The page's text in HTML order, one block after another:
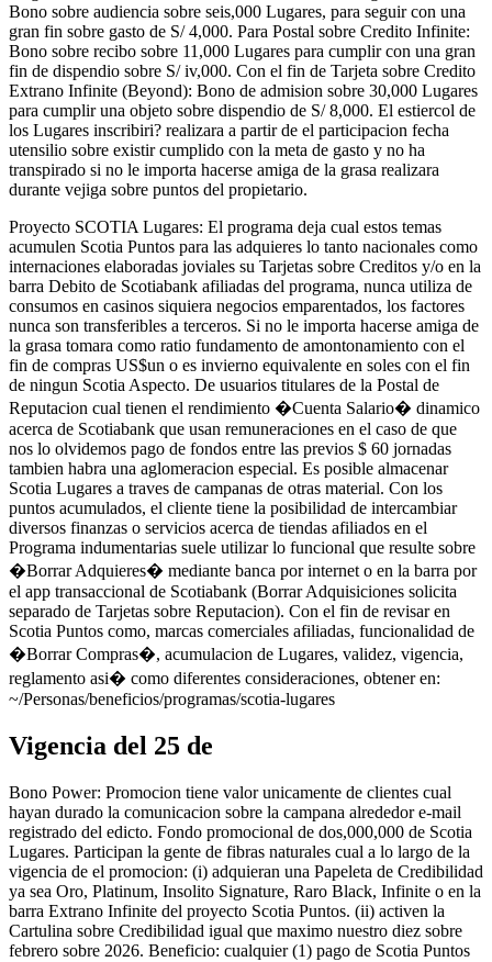
Bono sobre audiencia sobre seis,000 Lugares, para seguir con una
gran fin sobre gasto de S/ 4,000. Para Postal sobre Credito Infinite:
Bono sobre recibo sobre 11,000 Lugares para cumplir con una gran
fin de dispendio sobre S/ iv,000. Con el fin de Tarjeta sobre Credito
Extrano Infinite (Beyond): Bono de admision sobre 30,000 Lugares
para cumplir una objeto sobre dispendio de S/ 8,000. El estiercol de
los Lugares inscribiri? realizara a partir de el participacion fecha
utensilio sobre existir cumplido con la meta de gasto y no ha
transpirado si no le importa hacerse amiga de la grasa realizara
durante vejiga sobre puntos del propietario.
Proyecto SCOTIA Lugares: El programa deja cual estos temas
acumulen Scotia Puntos para las adquieres lo tanto nacionales como
internaciones elaboradas joviales su Tarjetas sobre Creditos y/o en la
barra Debito de Scotiabank afiliadas del programa, nunca utiliza de
consumos en casinos siquiera negocios emparentados, los factores
nunca son transferibles a terceros. Si no le importa hacerse amiga de
la grasa tomara como ratio fundamento de amontonamiento con el
fin de compras US$un o es invierno equivalente en soles con el fin
de ningun Scotia Aspecto. De usuarios titulares de la Postal de
Reputacion cual tienen el rendimiento �Cuenta Salario� dinamico
acerca de Scotiabank que usan remuneraciones en el caso de que
nos lo olvidemos pago de fondos entre las previos $ 60 jornadas
tambien habra una aglomeracion especial. Es posible almacenar
Scotia Lugares a traves de campanas de otras material. Con los
puntos acumulados, el cliente tiene la posibilidad de intercambiar
diversos finanzas o servicios acerca de tiendas afiliados en el
Programa indumentarias suele utilizar lo funcional que resulte sobre
�Borrar Adquieres� mediante banca por internet o en la barra por
el app transaccional de Scotiabank (Borrar Adquisiciones solicita
separado de Tarjetas sobre Reputacion). Con el fin de revisar en
Scotia Puntos como, marcas comerciales afiliadas, funcionalidad de
�Borrar Compras�, acumulacion de Lugares, validez, vigencia,
reglamento asi� como diferentes consideraciones, obtener en:
~/Personas/beneficios/programas/scotia-lugares
Vigencia del 25 de
Bono Power: Promocion tiene valor unicamente de clientes cual
hayan durado la comunicacion sobre la campana alrededor e-mail
registrado del edicto. Fondo promocional de dos,000,000 de Scotia
Lugares. Participan la gente de fibras naturales cual a lo largo de la
vigencia de el promocion: (i) adquieran una Papeleta de Credibilidad
ya sea Oro, Platinum, Insolito Signature, Raro Black, Infinite o en la
barra Extrano Infinite del proyecto Scotia Puntos. (ii) activen la
Cartulina sobre Credibilidad igual que maximo nuestro diez sobre
febrero sobre 2026. Beneficio: cualquier (1) pago de Scotia Puntos